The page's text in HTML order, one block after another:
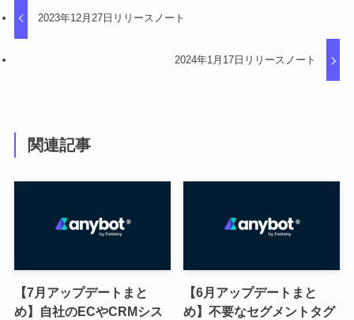
2023年12月27日リリースノート
2024年1月17日リリースノート
関連記事
【7月アップデートまと
め】自社のECやCRMシス
【6月アップデートまと
め】不要なセグメントタグ